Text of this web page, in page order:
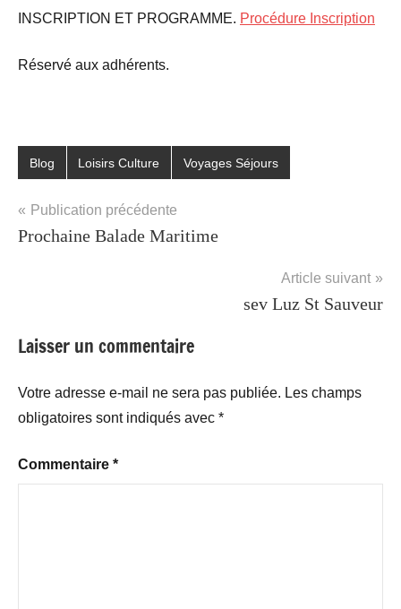
INSCRIPTION ET PROGRAMME. Procédure Inscription
Réservé aux adhérents.
Blog Loisirs Culture Voyages Séjours
Navigation
de
Publication précédente
Prochaine Balade Maritime
Article suivant
sev Luz St Sauveur
Laisser un commentaire
Votre adresse e-mail ne sera pas publiée. Les champs
obligatoires sont indiqués avec *
Commentaire *